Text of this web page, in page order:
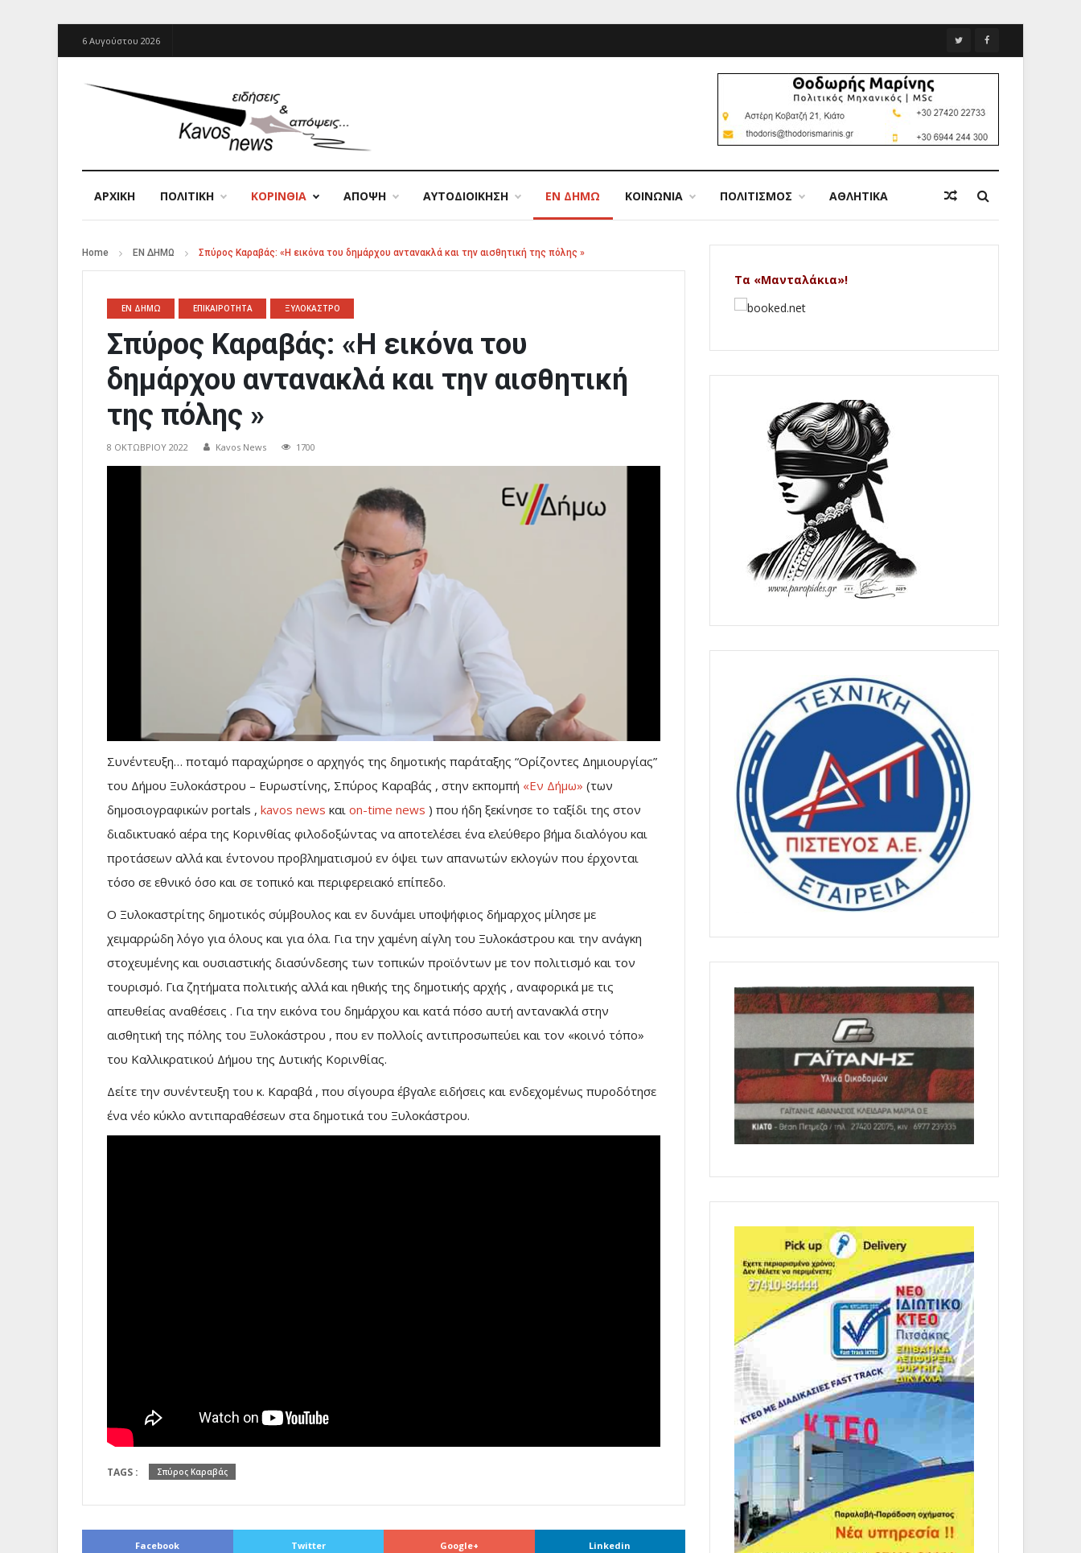
6 Αυγούστου 2026
ΑΡΧΙΚΉ ΠΟΛΙΤΙΚΗ ΚΟΡΙΝΘΙΑ ΑΠΟΨΗ ΑΥΤΟΔΙΟΙΚΗΣΗ ΕΝ ΔΗΜΩ ΚΟΙΝΩΝΙΑ ΠΟΛΙΤΙΣΜΟΣ ΑΘΛΗΤΙΚΑ
Home ΕΝ ΔΗΜΩ Σπύρος Καραβάς: «Η εικόνα του δημάρχου αντανακλά και την αισθητική της πόλης »
ΕΝ ΔΗΜΩ ΕΠΙΚΑΙΡΟΤΗΤΑ ΞΥΛΟΚΑΣΤΡΟ
Σπύρος Καραβάς: «Η εικόνα του
δημάρχου αντανακλά και την αισθητική
της πόλης »
8 ΟΚΤΩΒΡΊΟΥ 2022 Kavos News 1700
Συνέντευξη… ποταμό παραχώρησε ο αρχηγός της δημοτικής παράταξης “Ορίζοντες Δημιουργίας”
του Δήμου Ξυλοκάστρου – Ευρωστίνης, Σπύρος Καραβάς , στην εκπομπή «Εν Δήμω» (των
δημοσιογραφικών portals , kavos news και on-time news ) που ήδη ξεκίνησε το ταξίδι της στον
διαδικτυακό αέρα της Κορινθίας φιλοδοξώντας να αποτελέσει ένα ελεύθερο βήμα διαλόγου και
προτάσεων αλλά και έντονου προβληματισμού εν όψει των απανωτών εκλογών που έρχονται
τόσο σε εθνικό όσο και σε τοπικό και περιφερειακό επίπεδο.
Ο Ξυλοκαστρίτης δημοτικός σύμβουλος και εν δυνάμει υποψήφιος δήμαρχος μίλησε με
χειμαρρώδη λόγο για όλους και για όλα. Για την χαμένη αίγλη του Ξυλοκάστρου και την ανάγκη
στοχευμένης και ουσιαστικής διασύνδεσης των τοπικών προϊόντων με τον πολιτισμό και τον
τουρισμό. Για ζητήματα πολιτικής αλλά και ηθικής της δημοτικής αρχής , αναφορικά με τις
απευθείας αναθέσεις . Για την εικόνα του δημάρχου και κατά πόσο αυτή αντανακλά στην
αισθητική της πόλης του Ξυλοκάστρου , που εν πολλοίς αντιπροσωπεύει και τον «κοινό τόπο»
του Καλλικρατικού Δήμου της Δυτικής Κορινθίας.
Δείτε την συνέντευξη του κ. Καραβά , που σίγουρα έβγαλε ειδήσεις και ενδεχομένως πυροδότησε
ένα νέο κύκλο αντιπαραθέσεων στα δημοτικά του Ξυλοκάστρου.
TAGS : Σπύρος Καραβάς
Facebook Twitter Google+ Linkedin
Τα «Μανταλάκια»!